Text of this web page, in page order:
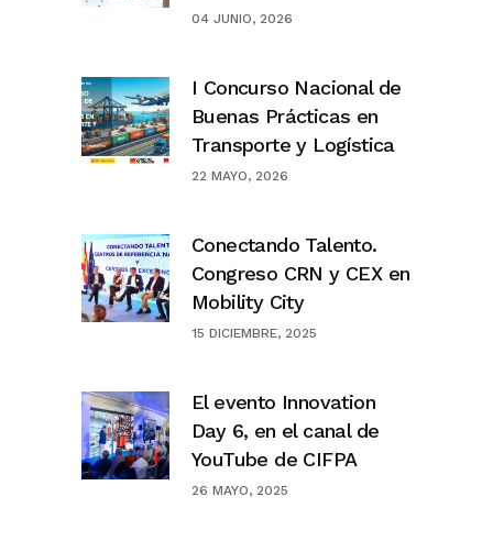
04 JUNIO, 2026
I Concurso Nacional de
Buenas Prácticas en
Transporte y Logística
22 MAYO, 2026
Conectando Talento.
Congreso CRN y CEX en
Mobility City
15 DICIEMBRE, 2025
El evento Innovation
Day 6, en el canal de
YouTube de CIFPA
26 MAYO, 2025